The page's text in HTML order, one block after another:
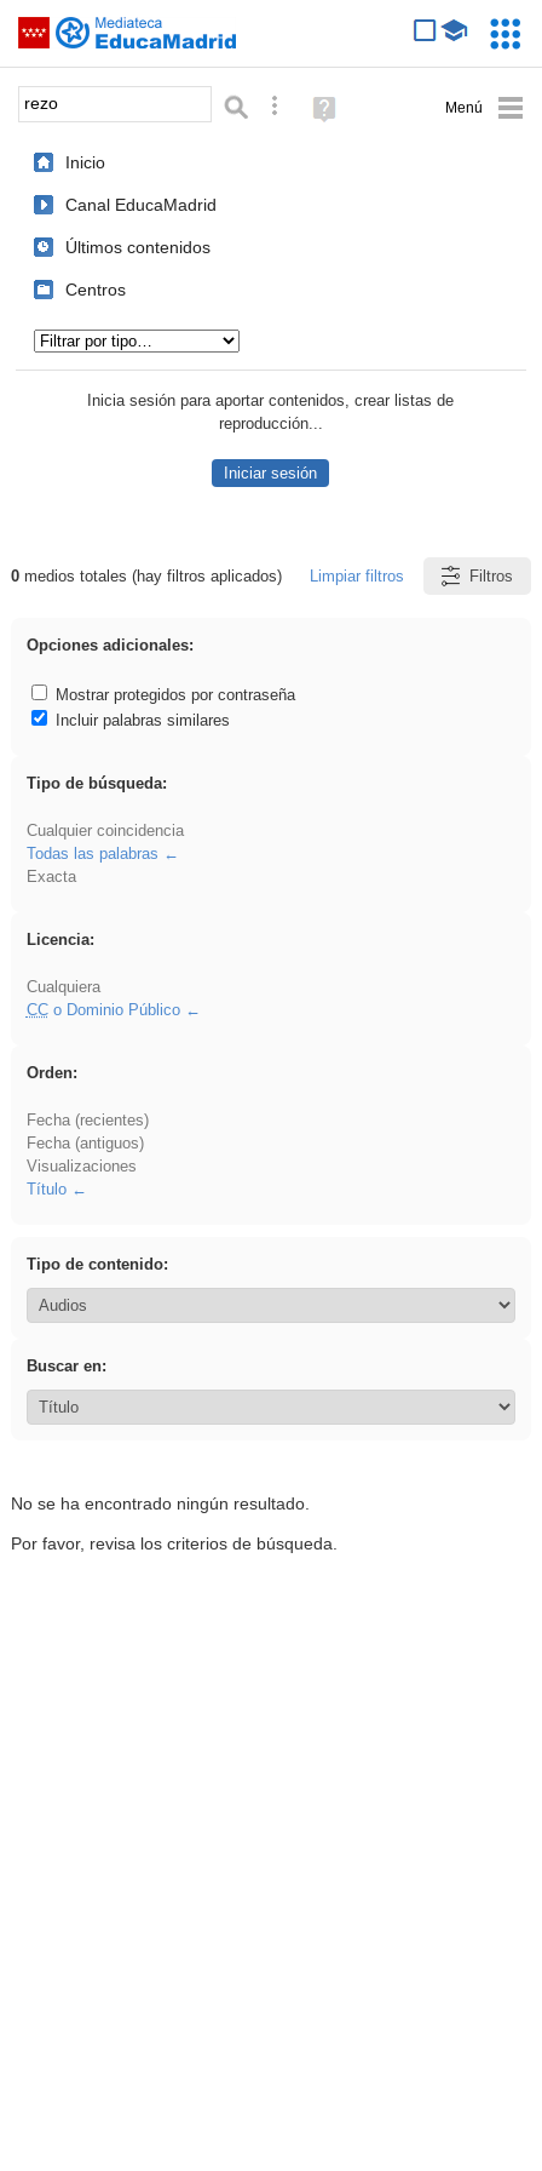
Saltar navegación
Palabra o frase: Búsqueda avanzada
Ayuda
(en
Inicio
Canal EducaMadrid
Últimos contenidos
Centros
Inicia sesión para aportar contenidos, crear listas de
reproducción...
Iniciar sesión
Resultados de: rezo
0medios totales (hay filtros aplicados) Limpiar filtros Filtros
Opciones adicionales:
Mostrar protegidos por contraseña
Incluir palabras similares
Tipo de búsqueda:
Cualquier coincidencia
Todas las palabras
Exacta
Licencia:
Cualquiera
CCo Dominio Público
Orden:
Fecha (recientes)
Fecha (antiguos)
Visualizaciones
Título
Tipo de contenido:
Buscar en:
No se ha encontrado ningún resultado.
Por favor, revisa los criterios de búsqueda.